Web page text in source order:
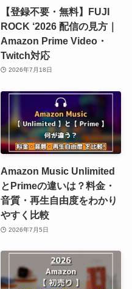
【登録不要・無料】FUJI
ROCK ‘2026 配信の見方｜
Amazon Prime Video・
Twitch対応
2026年7月18日
Amazon Music Unlimited
とPrimeの違いは？料金・
音質・再生自由度をわかり
やすく比較
2026年7月5日